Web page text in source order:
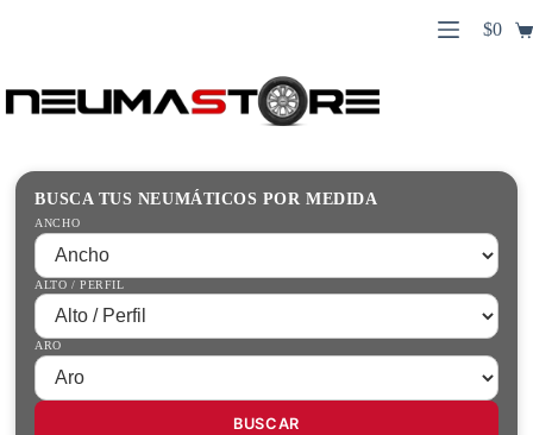
productosInicio
Guías Prácticas
Tienda
Carro
$0
BUSCA TUS NEUMÁTICOS POR MEDIDA
ANCHO
ALTO / PERFIL
ARO
BUSCAR